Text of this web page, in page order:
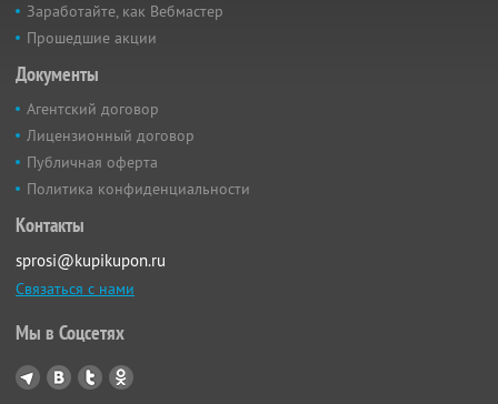
Заработайте, как Вебмастер
Прошедшие акции
Документы
Агентский договор
Лицензионный договор
Публичная оферта
Политика конфиденциальности
Контакты
sprosi@kupikupon.ru
Связаться с нами
Мы в Соцсетях